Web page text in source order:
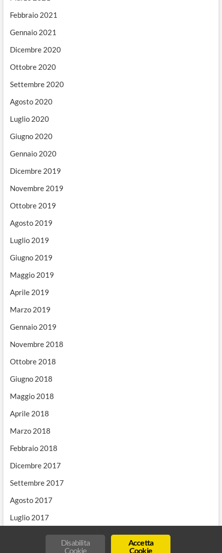
Febbraio 2021
Gennaio 2021
Dicembre 2020
Ottobre 2020
Settembre 2020
Agosto 2020
Luglio 2020
Giugno 2020
Gennaio 2020
Dicembre 2019
Novembre 2019
Ottobre 2019
Agosto 2019
Luglio 2019
Giugno 2019
Maggio 2019
Aprile 2019
Marzo 2019
Gennaio 2019
Novembre 2018
Ottobre 2018
Giugno 2018
Maggio 2018
Aprile 2018
Marzo 2018
Febbraio 2018
Dicembre 2017
Settembre 2017
Agosto 2017
Luglio 2017
Disabilita
Cookie
Accetta
Cookie